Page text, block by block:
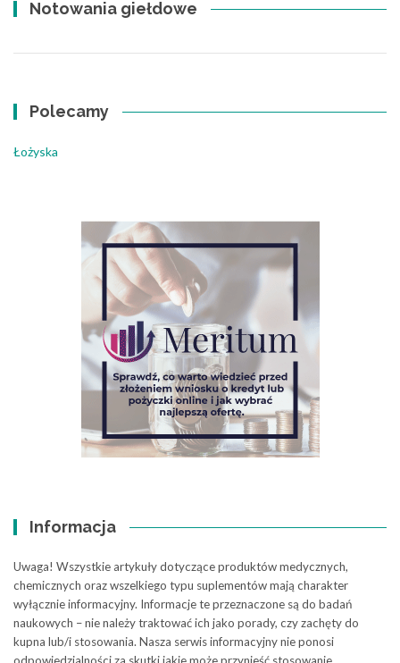
Notowania giełdowe
Polecamy
Łożyska
Informacja
Uwaga! Wszystkie artykuły dotyczące produktów medycznych,
chemicznych oraz wszelkiego typu suplementów mają charakter
wyłącznie informacyjny. Informacje te przeznaczone są do badań
naukowych – nie należy traktować ich jako porady, czy zachęty do
kupna lub/i stosowania. Nasza serwis informacyjny nie ponosi